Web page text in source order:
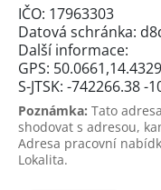
IČO: 17963303
Datová schránka:
Další informace:
GPS:
S-JTSK: -742266.38 -
Poznámka: Tato
shodovat s adresou,
Adresa pracovní
Lokalita.